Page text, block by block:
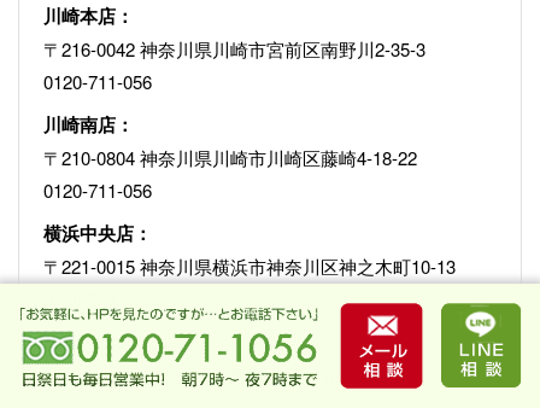
川崎本店：
〒216-0042 神奈川県川崎市宮前区南野川2-35-3
0120-711-056
川崎南店：
〒210-0804 神奈川県川崎市川崎区藤崎4-18-22
0120-711-056
横浜中央店：
〒221-0015 神奈川県横浜市神奈川区神之木町10-13
横浜青葉店：
〒225-0024 横浜市青葉区市ケ尾町1603-2